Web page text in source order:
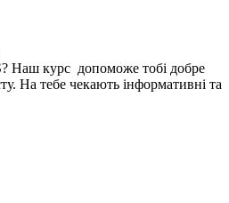
Наш курс допоможе тобі добре
На тебе чекають інформативні та